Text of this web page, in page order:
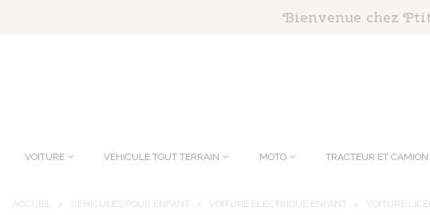
Bienvenue chez
VOITURE VÉHICULE TOUT TERRAIN MOTO TRACTEUR ET CAMION
ACCUEIL > VÉHICULES POUR ENFANT > VOITURE ÉLECTRIQUE ENFANT > VOITURE